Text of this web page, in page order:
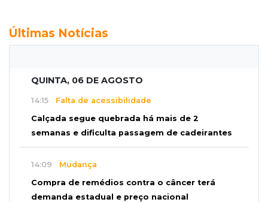
Últimas Notícias
QUINTA, 06 DE AGOSTO
14:15 Falta de acessibilidade
Calçada segue quebrada há mais de 2
semanas e dificulta passagem de cadeirantes
14:09 Mudança
Compra de remédios contra o câncer terá
demanda estadual e preço nacional